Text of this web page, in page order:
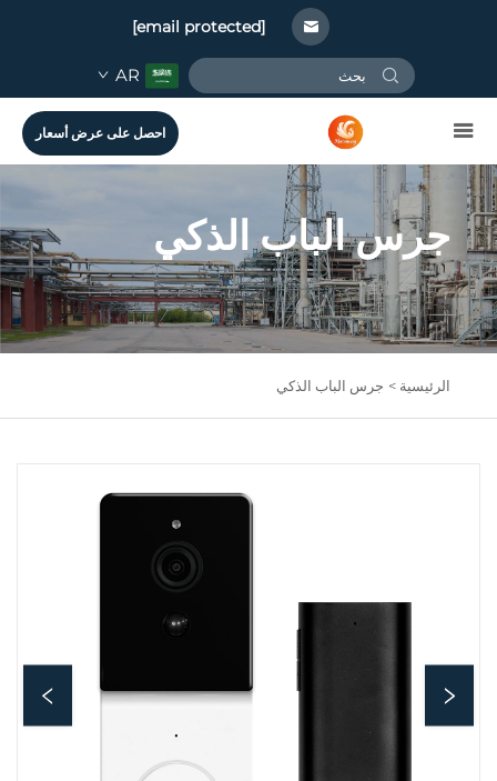
[email protected]
AR
احصل على عرض أسعار
جرس الباب الذكي
الرئيسية > جرس الباب الذكي